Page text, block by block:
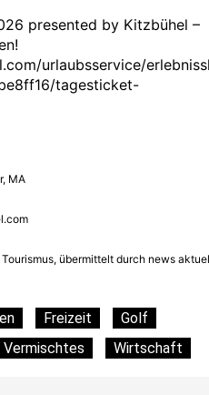
presented by Kitzbühel –
urlaubsservice/
tagesticket-
MA
übermittelt durch news
Freizeit
Golf
Vermischtes Wirtschaft